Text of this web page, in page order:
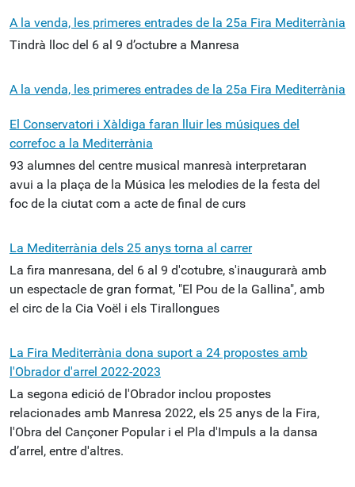
A la venda, les primeres entrades de la 25a Fira Mediterrània
Tindrà lloc del 6 al 9 d’octubre a Manresa
A la venda, les primeres entrades de la 25a Fira Mediterrània
El Conservatori i Xàldiga faran lluir les músiques del
correfoc a la Mediterrània
93 alumnes del centre musical manresà interpretaran
avui a la plaça de la Música les melodies de la festa del
foc de la ciutat com a acte de final de curs
La Mediterrània dels 25 anys torna al carrer
La fira manresana, del 6 al 9 d'cotubre, s'inaugurarà amb
un espectacle de gran format, "El Pou de la Gallina", amb
el circ de la Cia Voël i els Tirallongues
La Fira Mediterrània dona suport a 24 propostes amb
l'Obrador d'arrel 2022-2023
La segona edició de l'Obrador inclou propostes
relacionades amb Manresa 2022, els 25 anys de la Fira,
l'Obra del Cançoner Popular i el Pla d'Impuls a la dansa
d’arrel, entre d'altres.